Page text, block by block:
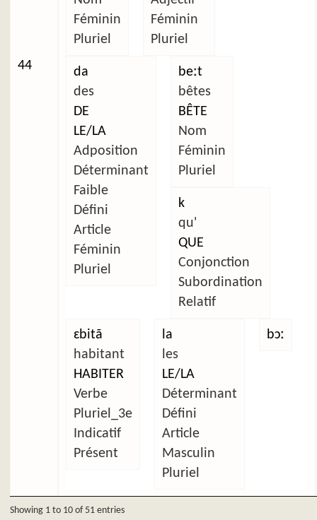
44
Féminin
Pluriel
Féminin
Pluriel
da
des
DE
LE/LA
Adposition
Déterminant
Faible
Défini
Article
Féminin
Pluriel
beːt
bêtes
BÊTE
Nom
Féminin
Pluriel
k
qu'
QUE
Conjonction
Subordination
Relatif
ɛbitã
habitant
HABITER
Verbe
Pluriel_3e
Indicatif
Présent
la
les
LE/LA
Déterminant
Défini
Article
Masculin
Pluriel
bɔː
Showing 1 to 10 of 51 entries